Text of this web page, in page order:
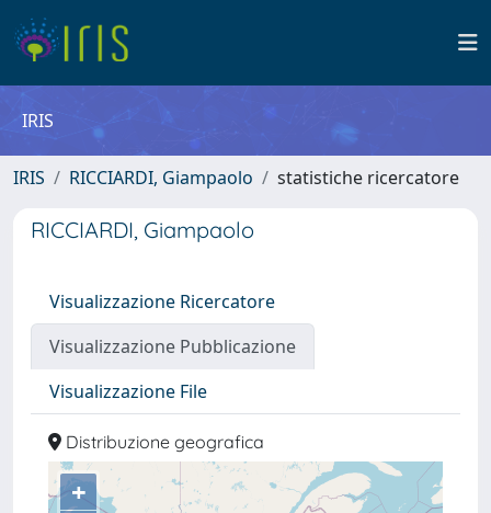
IRIS
IRIS RICCIARDI, Giampaolo statistiche ricercatore
RICCIARDI, Giampaolo
Visualizzazione Ricercatore
Visualizzazione Pubblicazione
Visualizzazione File
Distribuzione geografica
+